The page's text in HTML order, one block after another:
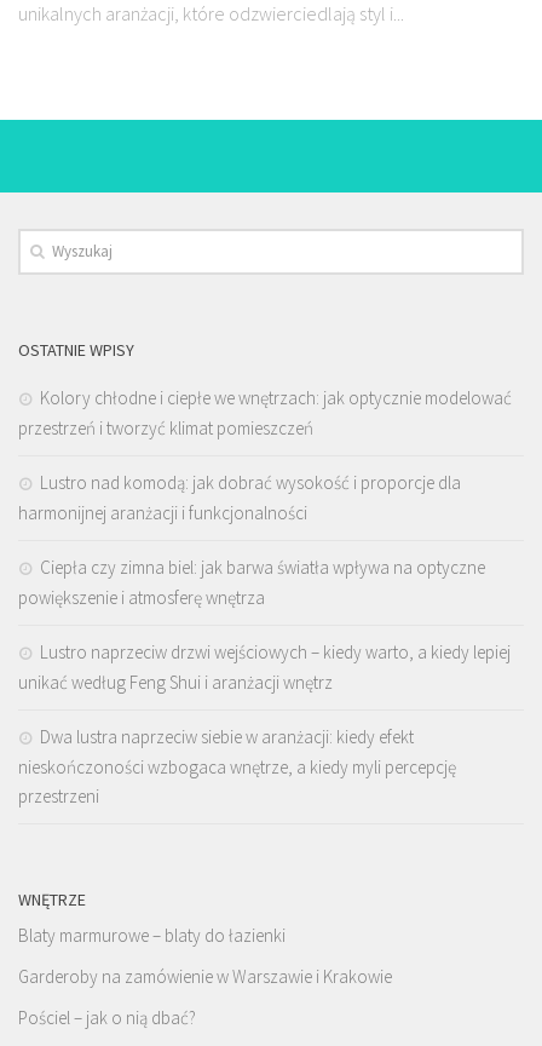
unikalnych aranżacji, które odzwierciedlają styl i...
OSTATNIE WPISY
Kolory chłodne i ciepłe we wnętrzach: jak optycznie modelować
przestrzeń i tworzyć klimat pomieszczeń
Lustro nad komodą: jak dobrać wysokość i proporcje dla
harmonijnej aranżacji i funkcjonalności
Ciepła czy zimna biel: jak barwa światła wpływa na optyczne
powiększenie i atmosferę wnętrza
Lustro naprzeciw drzwi wejściowych – kiedy warto, a kiedy lepiej
unikać według Feng Shui i aranżacji wnętrz
Dwa lustra naprzeciw siebie w aranżacji: kiedy efekt
nieskończoności wzbogaca wnętrze, a kiedy myli percepcję
przestrzeni
WNĘTRZE
Blaty marmurowe – blaty do łazienki
Garderoby na zamówienie w Warszawie i Krakowie
Pościel – jak o nią dbać?